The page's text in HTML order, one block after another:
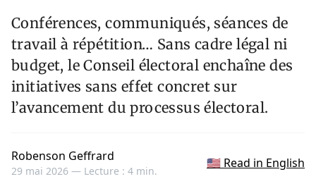
Conférences, communiqués, séances de
travail à répétition… Sans cadre légal ni
budget, le Conseil électoral enchaîne des
initiatives sans effet concret sur
l’avancement du processus électoral.
Robenson Geffrard
29 mai 2026 — Lecture : 4 min.
🇺🇸 Read in English